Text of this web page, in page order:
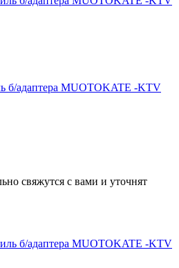
б/адаптера MUOTOKATE -KTV
свяжутся с вами и уточнят